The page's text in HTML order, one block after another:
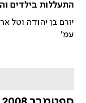
התעללות בילדים
יורם בן יהודה וטל
עמ'